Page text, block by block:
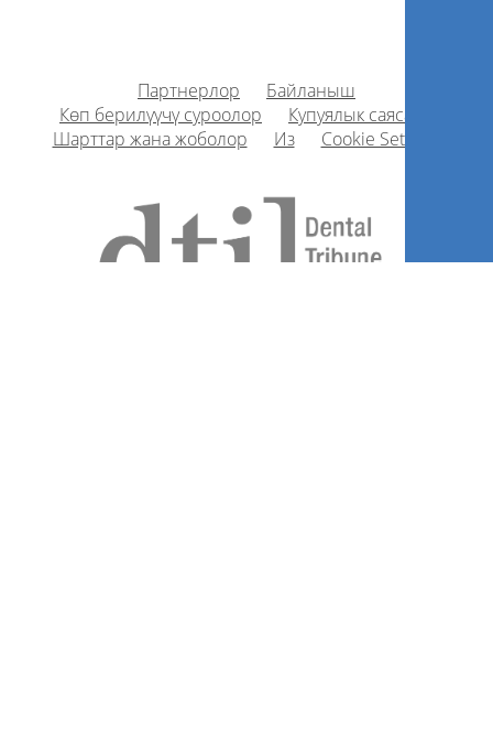
Партнерлор
Байланыш
Көп берилүүчү суроолор
Купуялык саясаты
Шарттар жана жоболор
Из Cookie Settings